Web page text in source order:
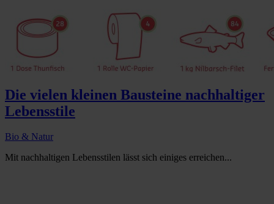
Die vielen kleinen Bausteine nachhaltiger
Lebensstile
Bio & Natur
Mit nachhaltigen Lebensstilen lässt sich einiges erreichen...